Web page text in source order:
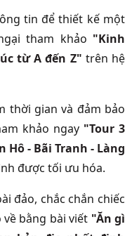
tin để thiết kế một
tham khảo "Kinh
từ A đến Z" trên hệ
thời gian và đảm bảo
khảo ngay "Tour 3
Hô - Bãi Tranh - Làng
được tối ưu hóa.
đảo, chắc chắn chiếc
bằng bài viết "Ăn gì